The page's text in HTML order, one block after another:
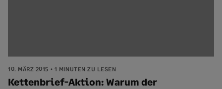
10. MÄRZ 2015 1 MINUTEN ZU LESEN
Kettenbrief-Aktion: Warum der